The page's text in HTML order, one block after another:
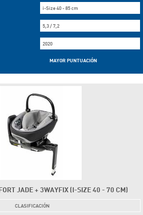
i-Size 40 - 85 cm
5,3 / 7,2
2020
MAYOR PUNTUACIÓN
JADE + 3WAYFIX (I-SIZE 40 - 70 CM)
CLASIFICACIÓN